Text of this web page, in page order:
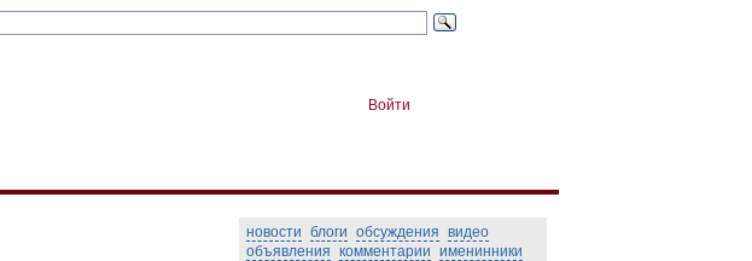
Войти
новости блоги обсуждения видео
объявления комментарии именинники